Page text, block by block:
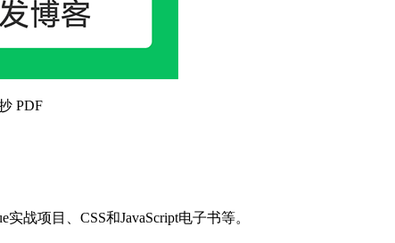
PDF
战项目、CSS和JavaScript电子书等。